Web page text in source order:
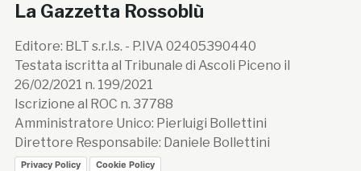
La Gazzetta Rossoblù
Editore: BLT s.r.l.s. - P.IVA 02405390440
Testata iscritta al Tribunale di Ascoli Piceno il
26/02/2021 n. 199/2021
Iscrizione al ROC n. 37788
Amministratore Unico: Pierluigi Bollettini
Direttore Responsabile: Daniele Bollettini
Privacy Policy Cookie Policy